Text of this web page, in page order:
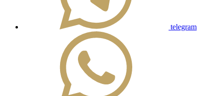
telegram